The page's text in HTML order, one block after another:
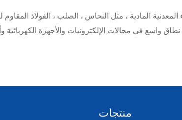
المعدنية المادية ، مثل النحاس ، الصلب ، الفولاذ المقاوم
واسع في مجالات الإلكترونيات والأجهزة الكهربائية
منتجات